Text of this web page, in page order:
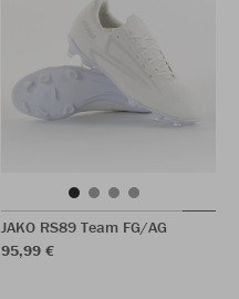
JAKO RS89 Team FG/AG
95,99 €